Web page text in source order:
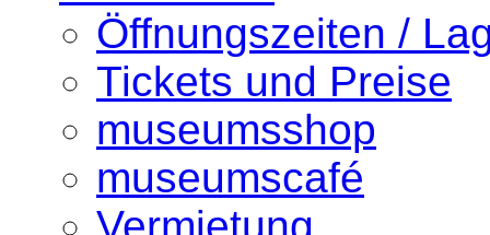
Öffnungszeiten /
Tickets und Preise
museumsshop
museumscafé
Vermietung